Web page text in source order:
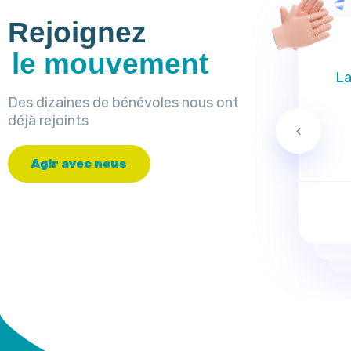
Rejoignez
le mouvement
Des dizaines de bénévoles nous ont
déjà rejoints
Agir avec nous